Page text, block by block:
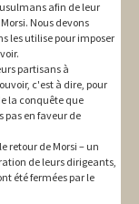
afin de leur
Nous devons
les utilise pour imposer
partisans à
c'est à dire, pour
la conquête que
pas en faveur de
retour de Morsi – un
de leurs dirigeants,
été fermées par le